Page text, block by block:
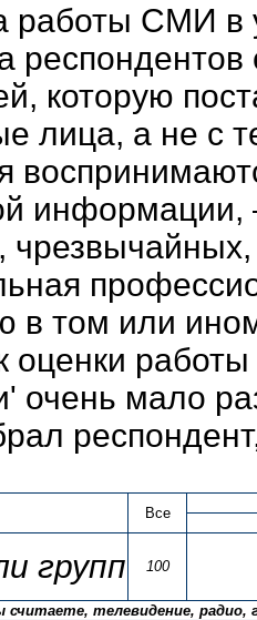
работы СМИ в
респондентов
которую
лица, а не с
информации,
том или
оценки
мало
Все
групп 100
считаете, телевидение,